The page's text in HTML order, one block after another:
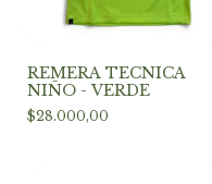
REMERA TECNICA
NIÑO - VERDE
$28.000,00